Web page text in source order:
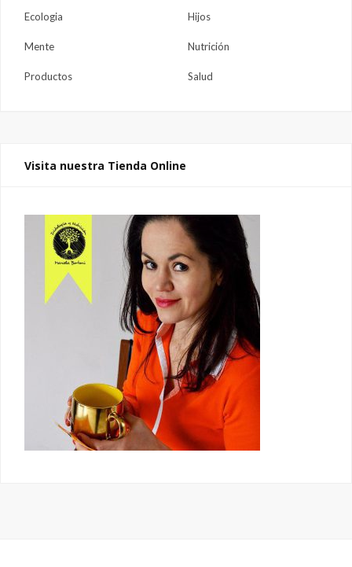
Ecologia Hijos
Mente Nutrición
Productos Salud
Visita nuestra Tienda Online